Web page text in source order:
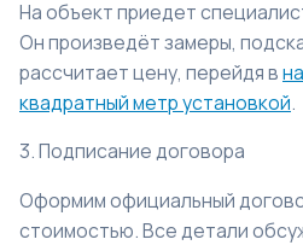
На объект приедет
Он произведёт замеры,
рассчитает цену, перейдя в
квадратный метр установкой.
3. Подписание договора
Оформим официальный
стоимостью. Все детали